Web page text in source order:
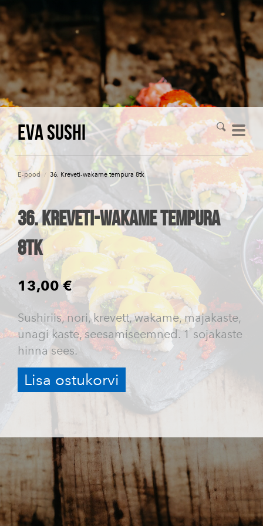
Eva Sushi
E-pood / 36. Kreveti-wakame tempura 8tk
36. Kreveti-wakame tempura
8tk
13,00 €
Sushiriis, nori, krevett, wakame, majakaste,
unagi kaste, seesamiseemned. 1 sojakaste
hinna sees.
Lisa ostukorvi